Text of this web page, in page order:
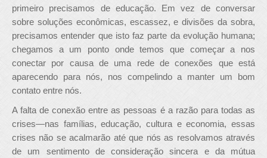
primeiro precisamos de educação. Em vez de conversar
sobre soluções econômicas, escassez, e divisões da sobra,
precisamos entender que isto faz parte da evolução humana;
chegamos a um ponto onde temos que começar a nos
conectar por causa de uma rede de conexões que está
aparecendo para nós, nos compelindo a manter um bom
contato entre nós.
A falta de conexão entre as pessoas é a razão para todas as
crises—nas famílias, educação, cultura e economia, essas
crises não se acalmarão até que nós as resolvamos através
de um sentimento de consideração sincera e da mútua